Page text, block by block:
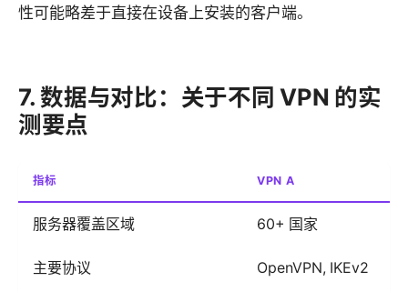
性可能略差于直接在设备上安装的客户端。
7. 数据与对比：关于不同 VPN 的实
测要点
指标 VPN A
服务器覆盖区域 60+ 国家
主要协议 OpenVPN, IKEv2